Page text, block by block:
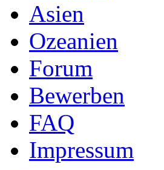
Asien
Ozeanien
Forum
Bewerben
FAQ
Impressum